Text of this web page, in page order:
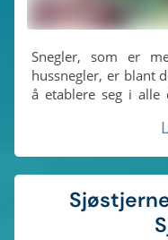
Snegler, som er
hussnegler, er blant
å etablere seg i alle